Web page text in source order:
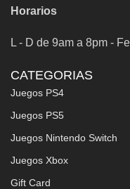
Horarios
L - D de 9am a 8pm -
CATEGORIAS
Juegos PS4
Juegos PS5
Juegos Nintendo Switch
Juegos Xbox
Gift Card